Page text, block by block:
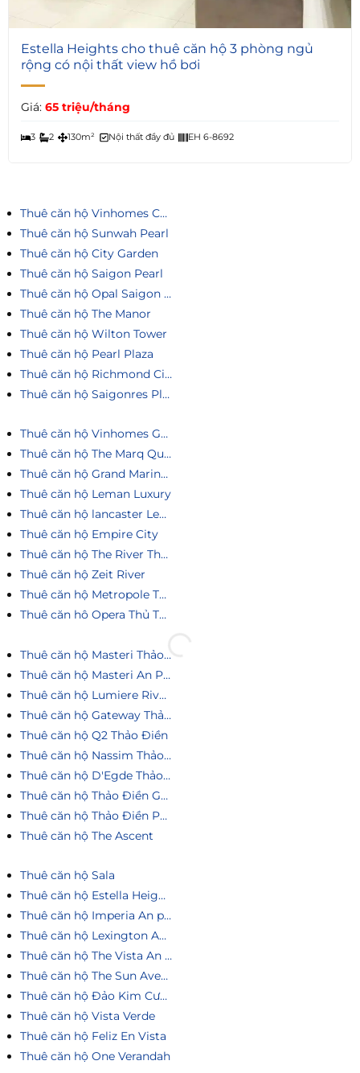
6
Estella Heights cho thuê căn hộ 3 phòng ngủ
rộng có nội thất view hồ bơi
Giá: 65 triệu/tháng
3 2 130m² Nội thất đầy đủ EH 6-8692
Thuê căn hộ Vinhomes Central Park
Thuê căn hộ Sunwah Pearl
Thuê căn hộ City Garden
Thuê căn hộ Saigon Pearl
Thuê căn hộ Opal Saigon Pearl
Thuê căn hộ The Manor
Thuê căn hộ Wilton Tower
Thuê căn hộ Pearl Plaza
Thuê căn hộ Richmond City
Thuê căn hộ Saigonres Plaza
Thuê căn hộ Vinhomes Golden River
Thuê căn hộ The Marq Quận 1
Thuê căn hộ Grand Marina Saigon
Thuê căn hộ Leman Luxury
Thuê căn hộ lancaster Legacy
Thuê căn hộ Empire City
Thuê căn hộ The River Thủ Thiêm
Thuê căn hộ Zeit River
Thuê căn hộ Metropole Thủ Thiêm
Thuê căn hô Opera Thủ Thiêm
Thuê căn hộ Masteri Thảo Điền
Thuê căn hộ Masteri An Phú
Thuê căn hộ Lumiere Riverside
Thuê căn hộ Gateway Thảo Điền
Thuê căn hộ Q2 Thảo Điền
Thuê căn hộ Nassim Thảo Điền
Thuê căn hộ D'Egde Thảo Điền
Thuê căn hộ Thảo Điền Green
Thuê căn hộ Thảo Điền Pearl
Thuê căn hộ The Ascent
Thuê căn hộ Sala
Thuê căn hộ Estella Heights
Thuê căn hộ Imperia An phú
Thuê căn hộ Lexington An Phú
Thuê căn hộ The Vista An Phú
Thuê căn hộ The Sun Avenue
Thuê căn hộ Đảo Kim Cương
Thuê căn hộ Vista Verde
Thuê căn hộ Feliz En Vista
Thuê căn hộ One Verandah